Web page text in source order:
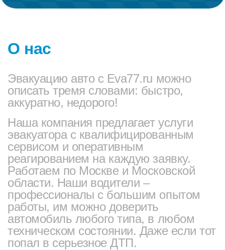
О нас
Эвакуацию авто с Eva77.ru можно
описать тремя словами: быстро,
аккуратно, недорого!
Наша компания предлагает услуги
эвакуатора с квалифицированным
сервисом и оперативным
реагированием на каждую заявку.
Работаем по Москве и Московской
области. Наши водители –
профессионалы с большим опытом
работы, им можно доверить
автомобиль любого типа, в любом
техническом состоянии. Даже если тот
попал в серьезное ДТП.